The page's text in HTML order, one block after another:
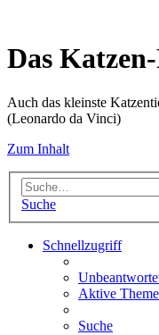
Das
Auch das kleinste
(Leonardo da Vinci)
Zum Inhalt
Suche
Schnellzugriff
Aktive
Suche